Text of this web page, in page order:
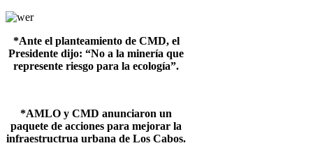
*Ante el planteamiento de CMD, el
Presidente dijo: “No a la minería que
represente riesgo para la ecología”.
*AMLO y CMD anunciaron un
paquete de acciones para mejorar la
infraestructrua urbana de Los Cabos.